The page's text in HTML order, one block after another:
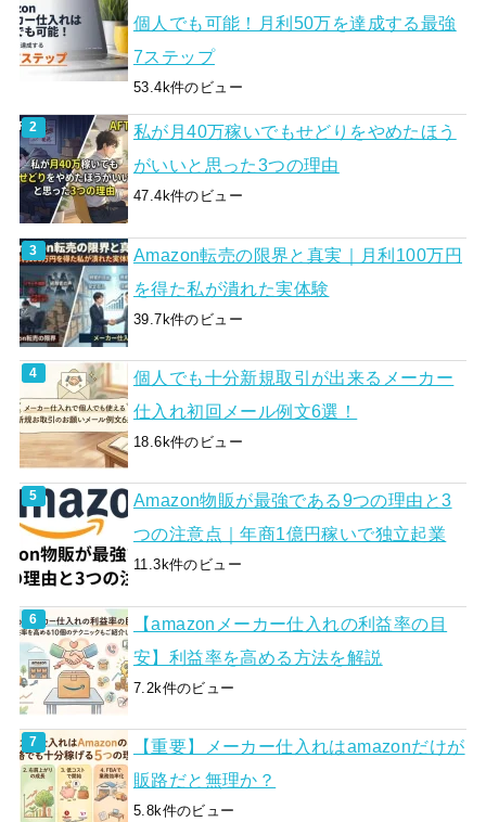
個人でも可能！月利50万を達成する最強
7ステップ
53.4k件のビュー
私が月40万稼いでもせどりをやめたほう
がいいと思った3つの理由
47.4k件のビュー
Amazon転売の限界と真実｜月利100万円
を得た私が潰れた実体験
39.7k件のビュー
個人でも十分新規取引が出来るメーカー
仕入れ初回メール例文6選！
18.6k件のビュー
Amazon物販が最強である9つの理由と3
つの注意点｜年商1億円稼いで独立起業
11.3k件のビュー
【amazonメーカー仕入れの利益率の目
安】利益率を高める方法を解説
7.2k件のビュー
【重要】メーカー仕入れはamazonだけが
販路だと無理か？
5.8k件のビュー